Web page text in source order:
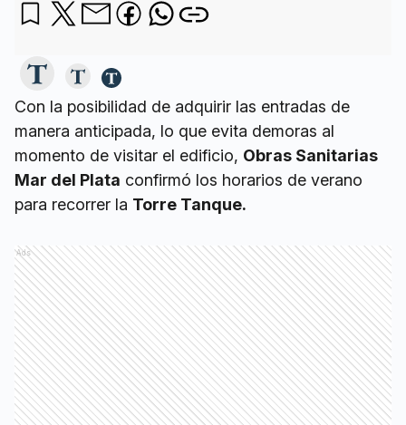
Con la posibilidad de adquirir las entradas de
manera anticipada, lo que evita demoras al
momento de visitar el edificio, Obras Sanitarias
Mar del Plata confirmó los horarios de verano
para recorrer la Torre Tanque.
Ads